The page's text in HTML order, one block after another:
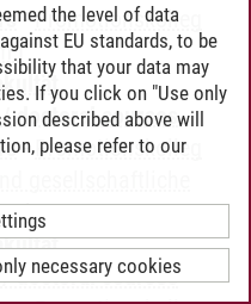
-Promotionskolleg
I
doctoral courses
- Promotionskolleg
gesellschaftliche
Forum I
doctoral courses
the level of data
EU standards, to be
that your data may
If you click on "Use only
described above will
please refer to our
necessary cookies